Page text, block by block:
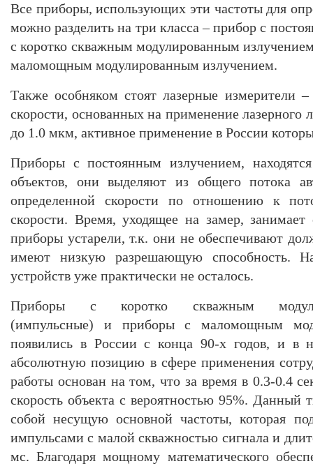
Все приборы, использующих эти частоты для
можно разделить на три класса – прибор с
с коротко скважным модулированным
маломощным модулированным излучением.
Также особняком стоят лазерные измерители
скорости, основанных на применение лазерного
до 1.0 мкм, активное применение в России
Приборы с постоянным излучением,
объектов, они выделяют из общего потока
определенной скорости по отношению к
скорости. Время, уходящее на замер,
приборы устарели, т.к. они не обеспечивают
имеют низкую разрешающую способность.
устройств уже практически не осталось.
Приборы с коротко скважным
(импульсные) и приборы с маломощным
появились в России с конца 90-х годов, и в
абсолютную позицию в сфере применения
работы основан на том, что за время в 0.3-0.4
скорость объекта с вероятностью 95%. Данный
собой несущую основной частоты, которая
импульсами с малой скважностью сигнала и
мс. Благодаря мощному математического